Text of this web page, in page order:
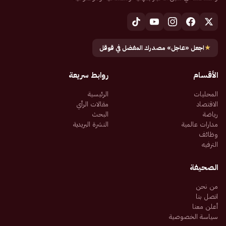
★اجعل «عاجل» مصدرك المفضل في قوقل
الأقسام
المحليات
الاقتصاد
رياضة
مدارات عالمية
وظائف
الترفيه
روابط سريعة
الرئيسية
مقالات الرأي
البحث
النشرة البريدية
الصحيفة
من نحن
اتصل بنا
أعلن معنا
سياسة الخصوصية